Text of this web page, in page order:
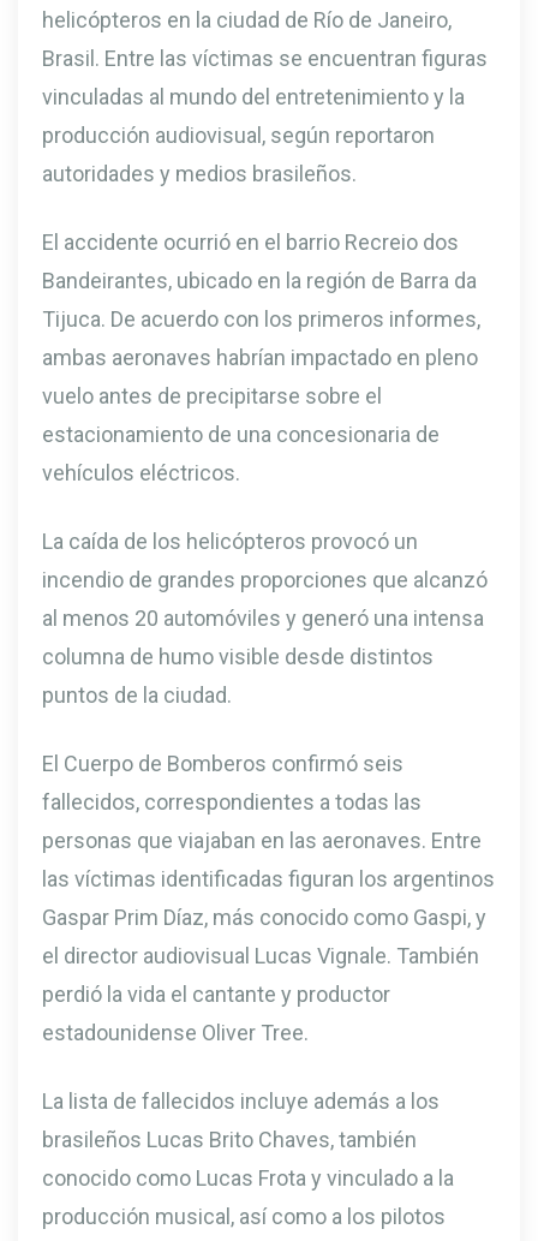
helicópteros en la ciudad de Río de Janeiro,
Brasil. Entre las víctimas se encuentran figuras
vinculadas al mundo del entretenimiento y la
producción audiovisual, según reportaron
autoridades y medios brasileños.
El accidente ocurrió en el barrio Recreio dos
Bandeirantes, ubicado en la región de Barra da
Tijuca. De acuerdo con los primeros informes,
ambas aeronaves habrían impactado en pleno
vuelo antes de precipitarse sobre el
estacionamiento de una concesionaria de
vehículos eléctricos.
La caída de los helicópteros provocó un
incendio de grandes proporciones que alcanzó
al menos 20 automóviles y generó una intensa
columna de humo visible desde distintos
puntos de la ciudad.
El Cuerpo de Bomberos confirmó seis
fallecidos, correspondientes a todas las
personas que viajaban en las aeronaves. Entre
las víctimas identificadas figuran los argentinos
Gaspar Prim Díaz, más conocido como Gaspi, y
el director audiovisual Lucas Vignale. También
perdió la vida el cantante y productor
estadounidense Oliver Tree.
La lista de fallecidos incluye además a los
brasileños Lucas Brito Chaves, también
conocido como Lucas Frota y vinculado a la
producción musical, así como a los pilotos